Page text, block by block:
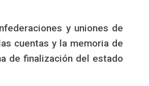
y uniones de
cuentas y la memoria de
de finalización del estado